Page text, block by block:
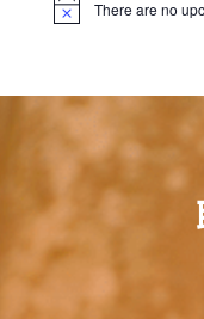
Notice There are no